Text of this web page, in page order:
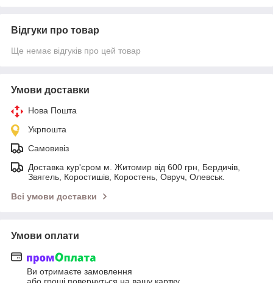
Відгуки про товар
Ще немає відгуків про цей товар
Умови доставки
Нова Пошта
Укрпошта
Самовивіз
Доставка кур'єром м. Житомир від 600 грн, Бердичів,
Звягель, Коростишів, Коростень, Овруч, Олевськ.
Всі умови доставки
Умови оплати
Ви отримаєте замовлення